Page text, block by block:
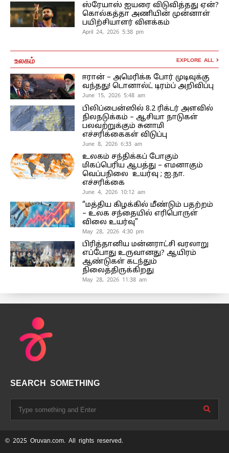
ஸ்ரேயாஸ் ஐயரை விடுவித்தது ஏன்?
கொல்கத்தா அணியின் முன்னாள்
பயிற்சியாளர் விளக்கம்
April 24, 2026 5:38 pm
உலகம் EXPLORE ALL
ஈரான் – அமெரிக்க போர் முடிவுக்கு
வந்தது! டொனால்ட் டிரம்ப் அறிவிப்பு
June 15, 2026 5:48 am
பிலிப்பைன்ஸில் 8.2 ரிக்டர் அளவில்
நிலநடுக்கம் – ஆசியா நாடுகள்
பலவற்றுக்கும் சுனாமி
எச்சரிக்கைகள் விடுப்பு
June 8, 2026 6:33 am
உலகம் சந்திக்கப் போகும்
மிகப்பெரிய ஆபத்து – எமனாகும்
வெப்பநிலை உயர்வு ; ஐ.நா.
எச்சரிக்கை
June 4, 2026 10:12 am
“மத்திய கிழக்கில் மீண்டும் பதற்றம்
– உலக சந்தையில் எரிபொருள்
விலை உயர்வு”
May 28, 2026 4:30 pm
பிரித்தானிய மன்னராட்சி வரலாறு
எப்போது உருவானது? ஆயிரம்
ஆண்டுகள் கடந்தும்
நிலைத்திருக்கிறது
May 28, 2026 11:38 am
SEARCH SOMETHING
© 2025 Oruvan.com. All rights reserved.